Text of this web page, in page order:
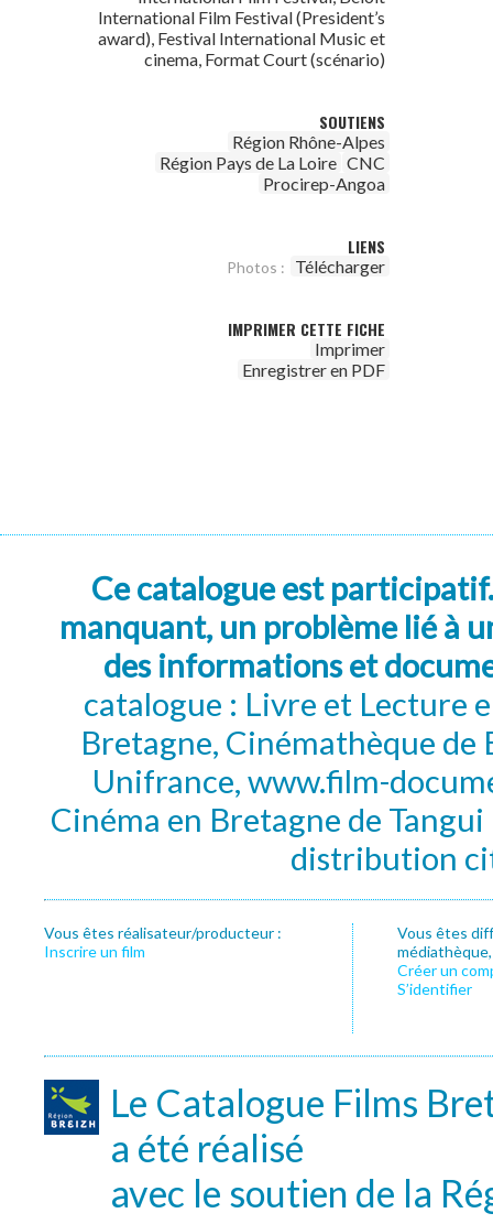
International Film Festival (President’s
award), Festival International Music et
cinema, Format Court (scénario)
SOUTIENS
Région Rhône-Alpes
Région Pays de La Loire CNC
Procirep-Angoa
LIENS
Photos : Télécharger
IMPRIMER CETTE FICHE
Imprimer
Enregistrer en PDF
Ce catalogue est
manquant, un problème lié à
des informations et
catalogue : Livre et Lecture
Bretagne, Cinémathèque de
Unifrance, www.film-
Cinéma en Bretagne de
distribution
Vous êtes réalisateur/producteur :
Inscrire un film
Vous êtes
Créer un
S’identifier
Le Catalogue Films
a été réalisé
avec le soutien de la